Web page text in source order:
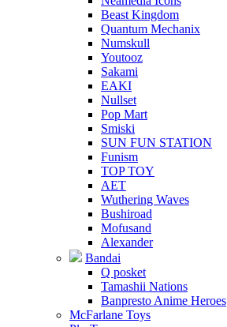
Beast Kingdom
Quantum Mechanix
Numskull
Youtooz
Sakami
EAKI
Nullset
Pop Mart
Smiski
SUN FUN STATION
Funism
TOP TOY
AET
Wuthering Waves
Bushiroad
Mofusand
Alexander
Bandai
Q posket
Tamashii Nations
Banpresto Anime Heroes
McFarlane Toys